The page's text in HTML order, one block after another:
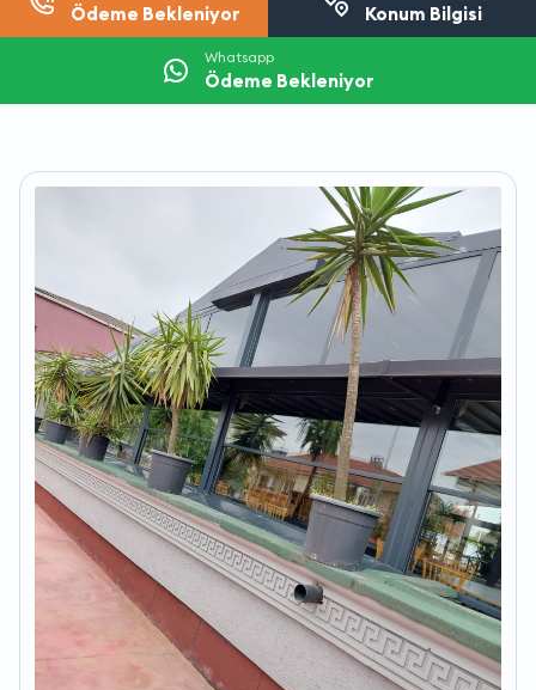
Ödeme Bekleniyor Konum Bilgisi
Whatsapp
Ödeme Bekleniyor